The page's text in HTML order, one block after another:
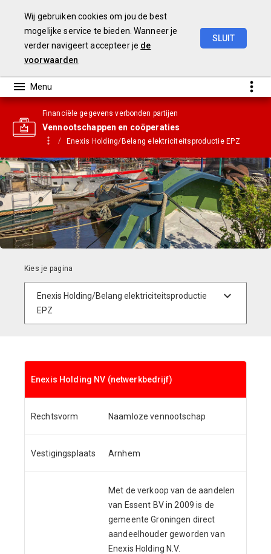
Financiële gegevens verbonden partijen
Vennootschappen en coöperaties
Enexis Holding/Belang elektriciteitsproductie EPZ
Enexis Holding NV (netwerkbedrijf)
Rechtsvorm Naamloze vennootschap
Vestigingsplaats Arnhem
Met de verkoop van de aandelen
van Essent BV in 2009 is de
gemeente Groningen direct
aandeelhouder geworden van
Enexis Holding N.V.
Wij gebruiken cookies om jou de best
mogelijke service te bieden. Wanneer je
verder navigeert accepteer je de
voorwaarden
SLUIT